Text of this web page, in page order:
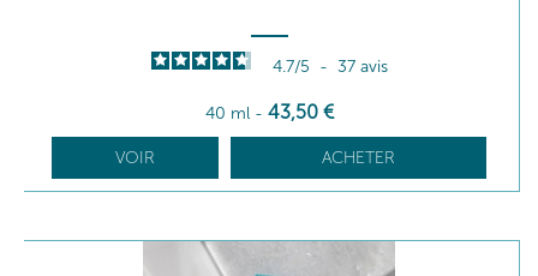
4.7/5 - 37 avis
40 ml - 43,50 €
VOIR ACHETER